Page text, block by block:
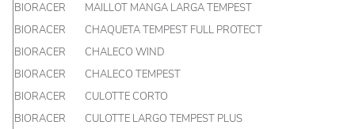
BIORACER
MAILLOT MANGA LARGA TEMPEST
BIORACER
CHAQUETA TEMPEST FULL PROTECT
BIORACER
CHALECO WIND
BIORACER
CHALECO TEMPEST
BIORACER
CULOTTE CORTO
BIORACER
CULOTTE LARGO TEMPEST PLUS